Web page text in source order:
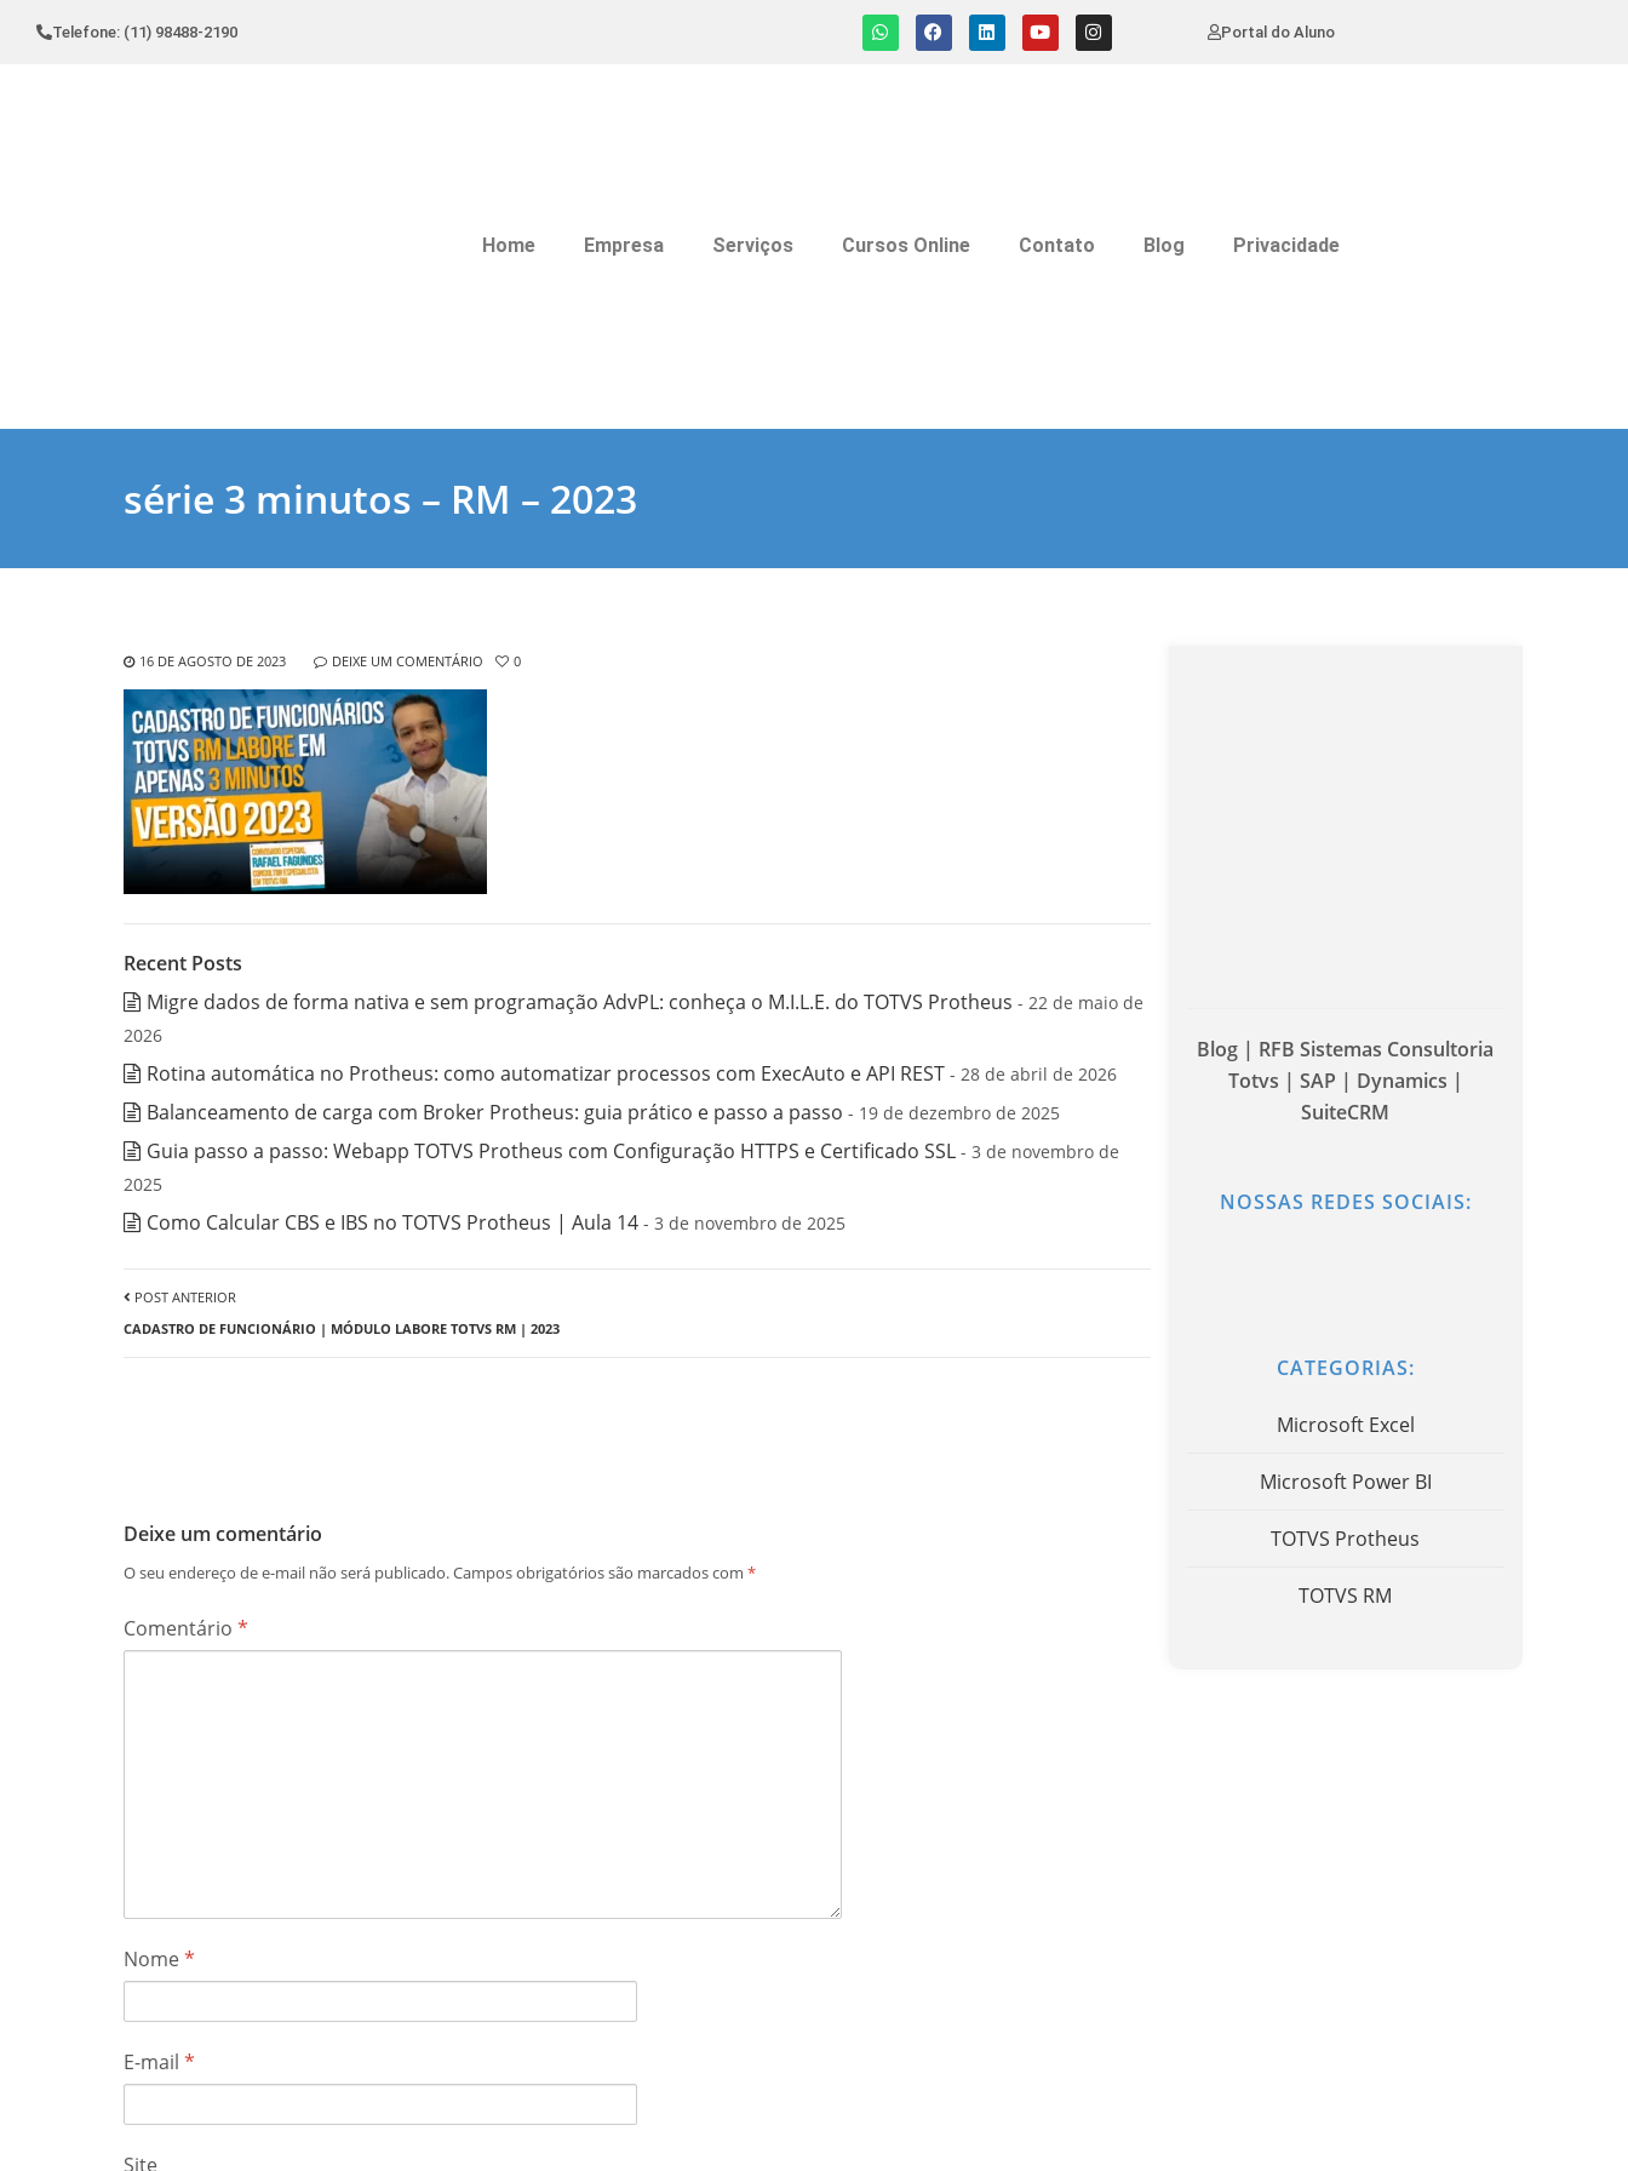
Telefone: (11) 98488-2190 Portal do Aluno
Home Empresa Serviços Cursos Online Contato Blog Privacidade
série 3 minutos – RM – 2023
16 DE AGOSTO DE 2023 DEIXE UM COMENTÁRIO 0
Recent Posts
Migre dados de forma nativa e sem programação AdvPL: conheça o M.I.L.E. do TOTVS Protheus - 22 de maio de
2026
Rotina automática no Protheus: como automatizar processos com ExecAuto e API REST - 28 de abril de 2026
Balanceamento de carga com Broker Protheus: guia prático e passo a passo - 19 de dezembro de 2025
Guia passo a passo: Webapp TOTVS Protheus com Configuração HTTPS e Certificado SSL - 3 de novembro de
2025
Como Calcular CBS e IBS no TOTVS Protheus | Aula 14 - 3 de novembro de 2025
POST ANTERIOR
CADASTRO DE FUNCIONÁRIO | MÓDULO LABORE TOTVS RM | 2023
Deixe um comentário
O seu endereço de e-mail não será publicado.Campos obrigatórios são marcados com *
Comentário *
Nome*
E-mail *
Site
Blog | RFB Sistemas Consultoria
Totvs | SAP | Dynamics |
SuiteCRM
NOSSAS REDES SOCIAIS:
CATEGORIAS:
Microsoft Excel
Microsoft Power BI
TOTVS Protheus
TOTVS RM